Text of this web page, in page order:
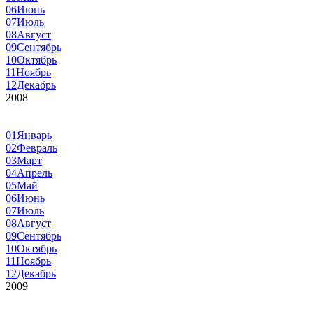
06Июнь
07Июль
08Август
09Сентябрь
10Октябрь
11Ноябрь
12Декабрь
2008
01 Январь
02Февраль
03Март
04Апрель
05Май
06Июнь
07Июль
08Август
09Сентябрь
10Октябрь
11Ноябрь
12Декабрь
2009